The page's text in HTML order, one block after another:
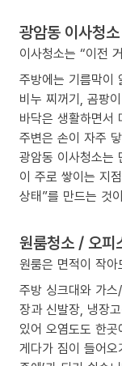
광암동 이사청소
이사청소는 “이전
주방에는 기름막이
비누 찌꺼기, 곰팡
바닥은 생활하면서
주변은 손이 자주
광암동 이사청소는
이 주로 쌓이는 지
상태”를 만드는 것
원룸청소 / 오피
원룸은 면적이 작
주방 싱크대와 가
장과 신발장, 냉장
있어 오염도도 한
게다가 짐이 들어